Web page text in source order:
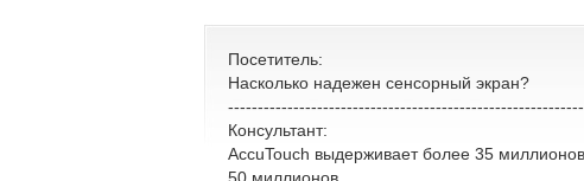
Посетитель:
Насколько надежен сенсорный экран?
Консультант:
AccuTouch выдерживает более 35